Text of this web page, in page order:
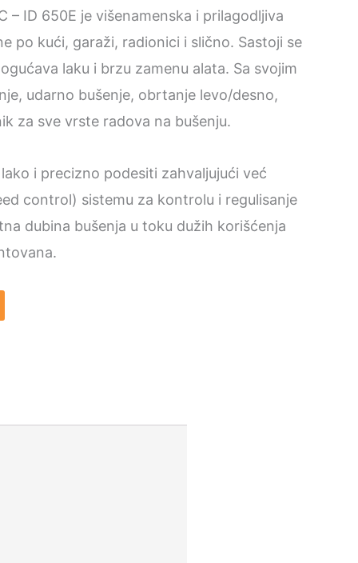
– ID 650E je višenamenska i prilagodljiva
po kući, garaži, radionici i slično. Sastoji se
laku i brzu zamenu alata. Sa svojim
udarno bušenje, obrtanje levo/desno,
za sve vrste radova na bušenju.
i precizno podesiti zahvaljujući već
control) sistemu za kontrolu i regulisanje
dubina bušenja u toku dužih korišćenja